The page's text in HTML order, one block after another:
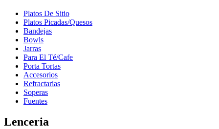
Platos De Sitio
Platos Picadas/Quesos
Bandejas
Bowls
Jarras
Para El Té/Cafe
Porta Tortas
Accesorios
Refractarias
Soperas
Fuentes
Lenceria